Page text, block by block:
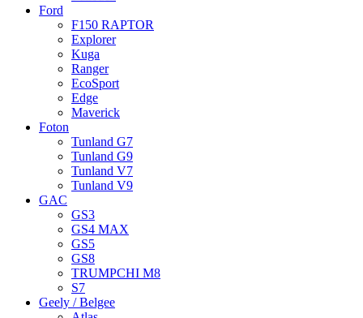
Ford
F150 RAPTOR
Explorer
Kuga
Ranger
EcoSport
Edge
Maverick
Foton
Tunland G7
Tunland G9
Tunland V7
Tunland V9
GAC
GS3
GS4 MAX
GS5
GS8
TRUMPCHI M8
S7
Geely / Belgee